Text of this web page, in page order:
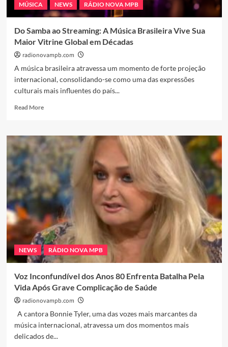
MÚSICA
NEWS RÁDIO NOVA MPB
Do Samba ao Streaming: A Música Brasileira Vive Sua
Maior Vitrine Global em Décadas
radionovampb.com
A música brasileira atravessa um momento de forte projeção
internacional, consolidando-se como uma das expressões
culturais mais influentes do país...
Read MoreRead
Do
Samba
ao
Streaming:
Música
Brasileira
Vive
Sua
Maior
Vitrine
Global
em
Décadas
NEWS RÁDIO NOVA MPB
Voz Inconfundível dos Anos 80 Enfrenta Batalha Pela
Vida Após Grave Complicação de Saúde
radionovampb.com
A cantora Bonnie Tyler, uma das vozes mais marcantes da
música internacional, atravessa um dos momentos mais
delicados de...